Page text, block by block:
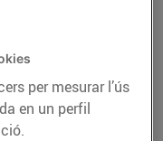
per mesurar l’ús
en un perfil